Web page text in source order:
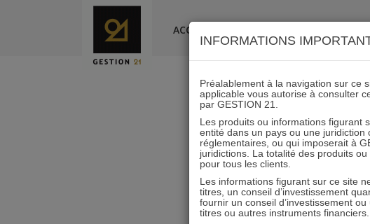
ACCUEIL
INFORMATIONS
Préalablement à la navigation sur ce
applicable vous autorise à consulter
par GESTION 21.
Les produits ou informations figurant
entité dans un pays ou une
réglementaires, ou qui imposerait à
juridictions. La totalité des produits
pour tous les clients.
Les informations figurant sur ce site
titres, un conseil d’investissement
fournir un conseil d’investissement
titres ou autres instruments financiers.